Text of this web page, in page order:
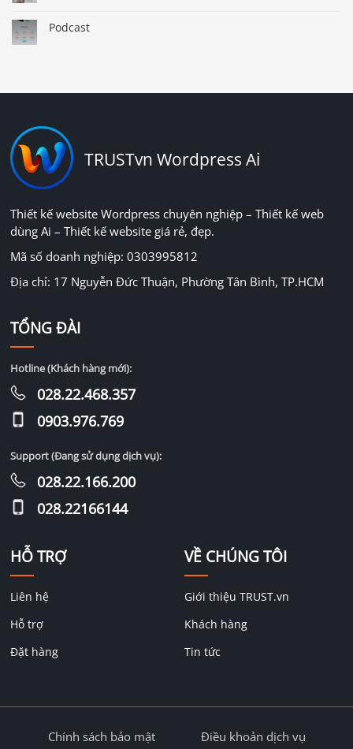
Podcast
TRUSTvn Wordpress Ai
Thiết kế website Wordpress chuyên nghiệp – Thiết kế web
dùng Ai – Thiết kế website giá rẻ, đẹp.
Mã số doanh nghiệp: 0303995812
Địa chỉ: 17 Nguyễn Đức Thuận, Phường Tân Bình, TP.HCM
HỖ TRỢ
Liên hệ
Hỗ trợ
Đặt hàng
VỀ CHÚNG TÔI
Giới thiệu TRUST.vn
Khách hàng
Tin tức
TỔNG ĐÀI
Hotline (Khách hàng mới):
028.22.468.357
0903.976.769
Support (Đang sử dụng dịch vụ):
028.22.166.200
028.22166144
Chính sách bảo mật Điều khoản dịch vụ